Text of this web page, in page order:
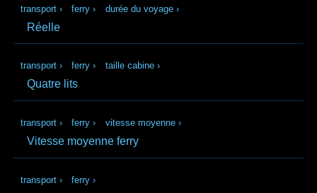
transport › ferry › durée du voyage ›
Réelle
transport › ferry › taille cabine ›
Quatre lits
transport › ferry › vitesse moyenne ›
Vitesse moyenne ferry
transport › ferry ›